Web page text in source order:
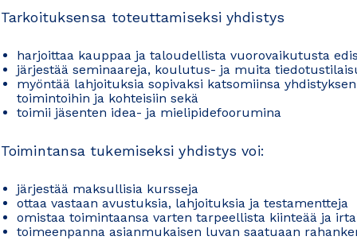
Tarkoituksensa toteuttamiseksi yhdistys
harjoittaa kauppaa ja taloudellista vuorovaikutusta
järjestää seminaareja, koulutus- ja muita
myöntää lahjoituksia sopivaksi katsomiinsa
toimintoihin ja kohteisiin sekä
toimii jäsenten idea- ja mielipidefoorumina
Toimintansa tukemiseksi yhdistys voi:
järjestää maksullisia kursseja
ottaa vastaan avustuksia, lahjoituksia ja testamentteja
omistaa toimintaansa varten tarpeellista kiinteää ja
toimeenpanna asianmukaisen luvan saatuaan